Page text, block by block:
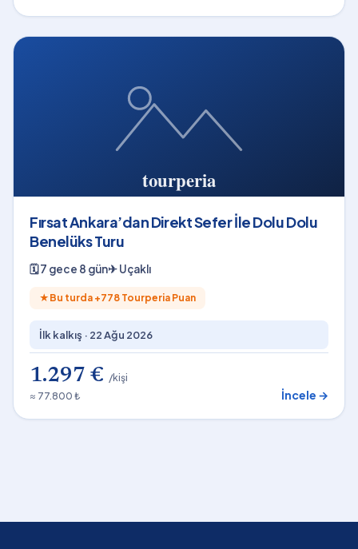
Fırsat Ankara’dan Direkt Sefer İle Dolu Dolu
Benelüks Turu
🗓7 gece 8 gün✈Uçaklı
★ Bu turda +778 Tourperia Puan
İlk kalkış · 22 Ağu 2026
1.297 € /kişi
≈ 77.800 ₺
İncele →